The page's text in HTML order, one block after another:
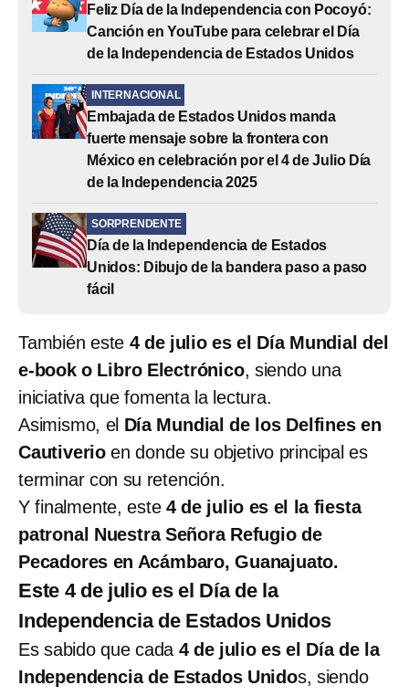
Feliz Día de la Independencia con Pocoyó:
Canción en YouTube para celebrar el Día
de la Independencia de Estados Unidos
INTERNACIONAL
Embajada de Estados Unidos manda
fuerte mensaje sobre la frontera con
México en celebración por el 4 de Julio Día
de la Independencia 2025
SORPRENDENTE
Día de la Independencia de Estados
Unidos: Dibujo de la bandera paso a paso
fácil
También este 4 de julio es el Día Mundial del
e-book o Libro Electrónico, siendo una
iniciativa que fomenta la lectura.
Asimismo, el Día Mundial de los Delfines en
Cautiverioen donde su objetivo principal es
terminar con su retención.
Y finalmente, este 4 de julio es el la fiesta
patronal Nuestra Señora Refugio de
Pecadores en Acámbaro, Guanajuato.
Este 4 de julio es el Día de la
Independencia de Estados Unidos
Es sabido que cada 4 de julio es el Día de la
Independencia de Estados Unidos, siendo